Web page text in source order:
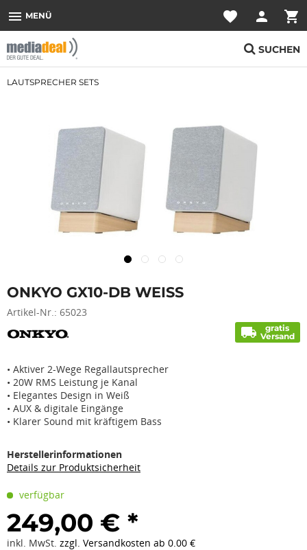
menu MENÜ favorite person shopping_cart
SUCHEN
LAUTSPRECHER SETS
ONKYO GX10-DB WEISS
Artikel-Nr.: 65023
local_shipping
gratis
Versand
• Aktiver 2-Wege Regallautsprecher
• 20W RMS Leistung je Kanal
• Elegantes Design in Weiß
• AUX & digitale Eingänge
• Klarer Sound mit kräftigem Bass
Herstellerinformationen
Details zur Produktsicherheit
verfügbar
249,00 € *
inkl. MwSt. zzgl. Versandkosten ab 0.00 €